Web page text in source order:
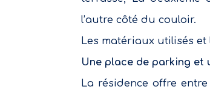
l’autre côté du couloir.
Les matériaux utilisés
Une place de parking et
La résidence offre